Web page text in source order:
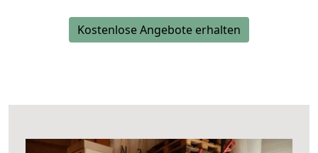
Kostenlose Angebote erhalten